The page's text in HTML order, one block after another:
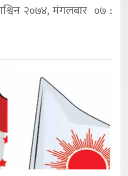
२०७४, मंगलबार ०७ :